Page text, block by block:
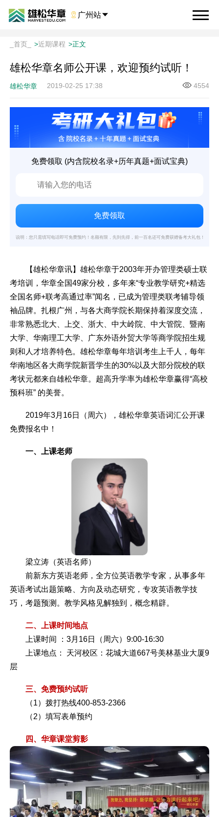
 广州站
_首页_ >近期课程 >正文
雄松华章名师公开课，欢迎预约试听！
雄松华章 2019-02-25 17:38 4554
免费领取 (内含院校名录+历年真题+面试宝典)
说明：您只需填写电话即可免费预约！名额有限，先到先得，前一百名还可免费获赠备考大礼包！
【雄松华章讯】雄松华章于2003年开办管理类硕士联
考培训，华章全国49家分校，多年来“专业教学研究+精选
全国名师+联考高通过率”闻名，已成为管理类联考辅导领
袖品牌。扎根广州，与各大商学院长期保持着深度交流，
非常熟悉北大、上交、浙大、中大岭院、中大管院、暨南
大学、华南理工大学、广东外语外贸大学等商学院招生规
则和人才培养特色。雄松华章每年培训考生上千人，每年
华南地区各大商学院新晋学生的30%以及大部分院校的联
考状元都来自雄松华章。超高升学率为雄松华章赢得“高校
预科班” 的美誉。
2019年3月16日（周六），雄松华章英语词汇公开课
免费报名中！
一、上课老师
梁立涛（英语名师）
前新东方英语老师，全方位英语教学专家，从事多年
英语考试出题策略、方向及动态研究，专攻英语教学技
巧，考题预测。教学风格见解独到，概念精辟。
二、上课时间地点
上课时间 ：3月16日（周六）9:00-16:30
上课地点： 天河校区：花城大道667号美林基业大厦9
层
三、免费预约试听
（1）拨打热线400-853-2366
（2）填写表单预约
四、华章课堂剪影